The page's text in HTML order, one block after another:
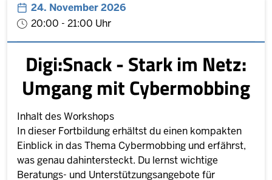
24. November 2026
20:00 - 21:00 Uhr
Digi:Snack - Stark im Netz:
Umgang mit Cybermobbing
Inhalt des Workshops
In dieser Fortbildung erhältst du einen kompakten
Einblick in das Thema Cybermobbing und erfährst,
was genau dahintersteckt. Du lernst wichtige
Beratungs- und Unterstützungsangebote für